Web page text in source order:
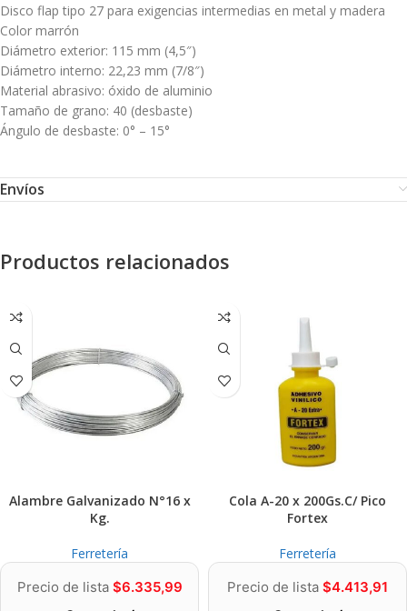
Disco flap tipo 27 para exigencias intermedias en metal y madera
Color marrón
Diámetro exterior: 115 mm (4,5″)
Diámetro interno: 22,23 mm (7/8″)
Material abrasivo: óxido de aluminio
Tamaño de grano: 40 (desbaste)
Ángulo de desbaste: 0° – 15°
Envíos
Productos relacionados
Alambre Galvanizado N°16 x
Kg.
Ferretería
Precio de lista $6.335,99
Cola A-20 x 200Gs.C/ Pico
Fortex
Ferretería
Precio de lista $4.413,91